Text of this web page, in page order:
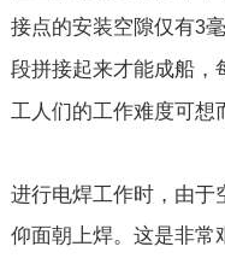
接点的安装空隙仅有3
段拼接起来才能成船，
工人们的工作难度可想
进行电焊工作时，由于
仰面朝上焊。这是非常